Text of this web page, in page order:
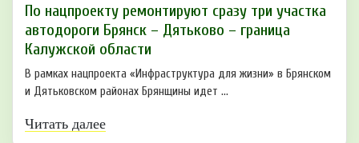
По нацпроекту ремонтируют сразу три участка
автодороги Брянск – Дятьково – граница
Калужской области
В рамках нацпроекта «Инфраструктура для жизни» в Брянском
и Дятьковском районах Брянщины идет ...
Читать далее